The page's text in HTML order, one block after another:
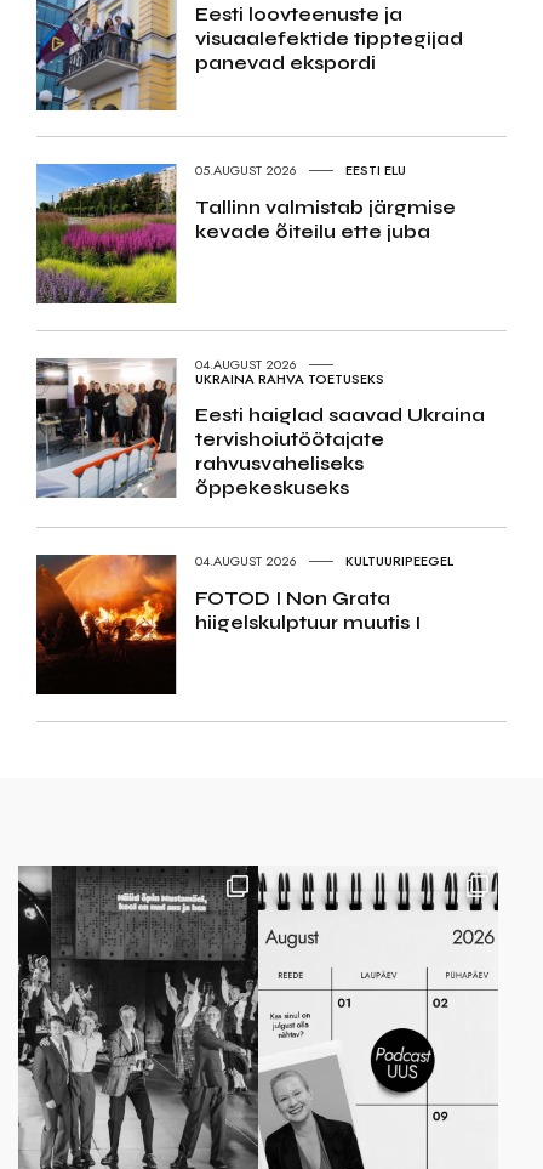
Eesti loovteenuste ja
visuaalefektide tipptegijad
panevad ekspordi
05.AUGUST 2026 EESTI ELU
Tallinn valmistab järgmise
kevade õiteilu ette juba
04.AUGUST 2026
UKRAINA RAHVA TOETUSEKS
Eesti haiglad saavad Ukraina
tervishoiutöötajate
rahvusvaheliseks
õppekeskuseks
04.AUGUST 2026 KULTUURIPEEGEL
FOTOD I Non Grata
hiigelskulptuur muutis I